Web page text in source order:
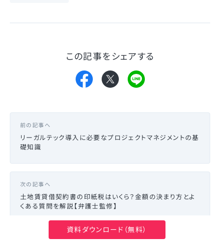
この記事をシェアする
前の記事へ
リーガルテック導入に必要なプロジェクトマネジメントの基
礎知識
次の記事へ
土地賃貸借契約書の印紙税はいくら？金額の決まり方とよ
くある質問を解説【弁護士監修】
資料ダウンロード（無料）